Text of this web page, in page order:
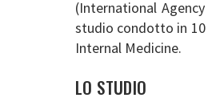
(International
studio condotto in 10
Internal Medicine.
LO STUDIO